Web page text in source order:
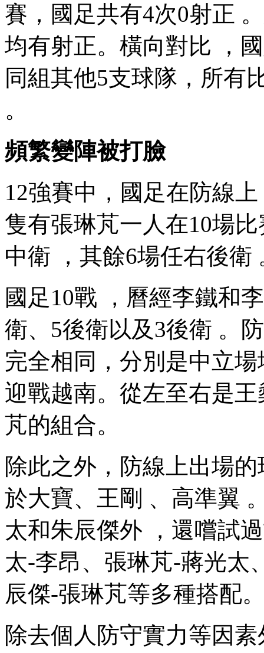
賽，國足共有4次0射正
均有射正 。橫向對比
同組其他5支球隊 ，所
。
頻繁變陣被打臉
12強賽中，國足在防線上
隻有張琳芃一人在10場比
中衛 ，其餘6場任右後衛 
國足10戰 ，曆經李鐵和
衛、5後衛以及3後衛 
完全相同，分別是中立場地
迎戰越南。從左至右是王
芃的組合 。
除此之外，防線上出場的
於大寶、王剛 、高準翼
太和朱辰傑外  ，還嚐試
太-李昂、張琳芃-蔣光太
辰傑-張琳芃等多種搭配
除去個人防守實力等因素